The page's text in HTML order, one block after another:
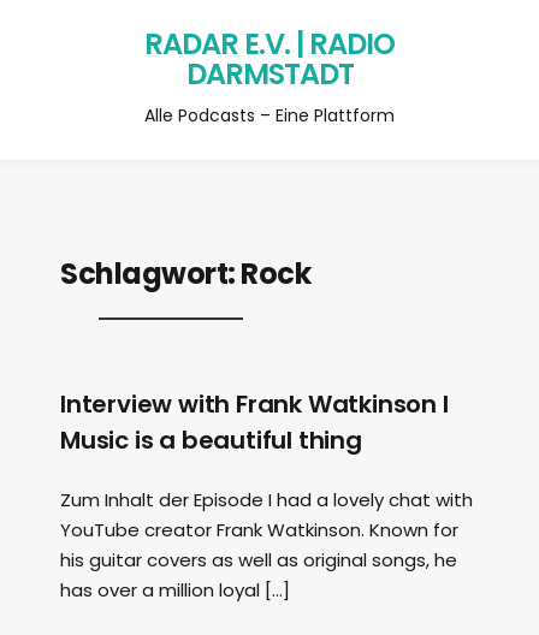
RADAR E.V. | RADIO
DARMSTADT
Alle Podcasts – Eine Plattform
Schlagwort:Rock
Interview with Frank Watkinson I
Music is a beautiful thing
Zum Inhalt der Episode I had a lovely chat with
YouTube creator Frank Watkinson. Known for
his guitar covers as well as original songs, he
has over a million loyal […]